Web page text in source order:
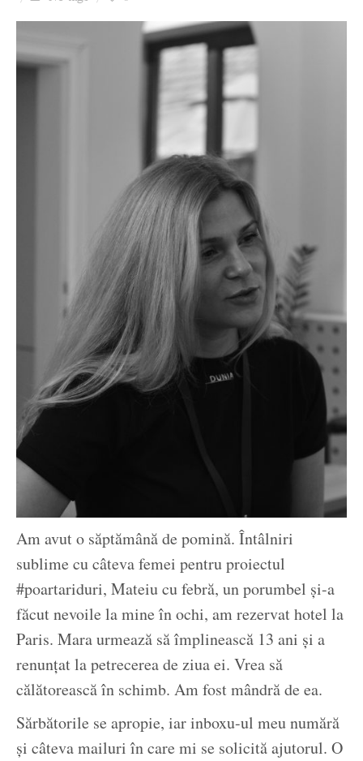
Ziua culorii
Am avut o săptămână de pomină. Întâlniri
sublime cu câteva femei pentru proiectul
#poartariduri, Mateiu cu febră, un porumbel și-a
făcut nevoile la mine în ochi, am rezervat hotel la
Paris. Mara urmează să împlinească 13 ani și a
renunțat la petrecerea de ziua ei. Vrea să
călătorească în schimb. Am fost mândră de ea.
Sărbătorile se apropie, iar inboxu-ul meu numără
și câteva mailuri în care mi se solicită ajutorul. O